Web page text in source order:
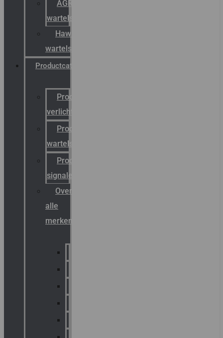
AGRO
wartels
Hawke
wartels
Productcatalogus
Productcatalogus
verlichting
Productcatalogus
wartels
Productcatalogus
signalering
Overzicht
alle
merken